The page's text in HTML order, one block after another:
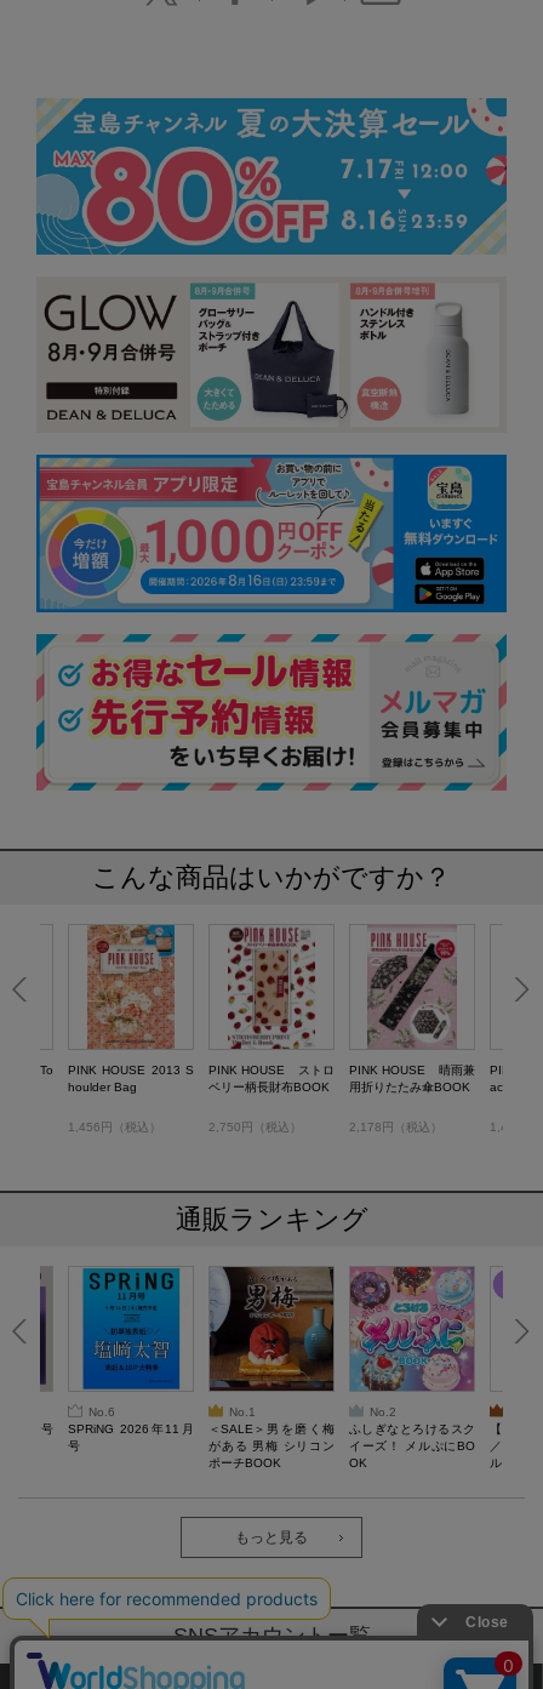
こんな商品はいかがですか？
2013 To
PINK HOUSE 2013 S
houlder Bag
1,456円（税込）
PINK HOUSE ストロ
ベリー柄長財布BOOK
2,750円（税込）
PINK HOUSE 晴雨兼
用折りたたみ傘BOOK
2,178円（税込）
PINK
ack Tote
1,456円
通販ランキング
10月号
No.6
SPRiNG 2026年11月
号
No.1
＜SALE＞男を磨く梅
がある 男梅 シリコン
ポーチBOOK
No.2
ふしぎなとろけるスク
イーズ！ メルぷにBO
OK
【
／Lサ
ル）【
労回復ウ
もっと見る
SNSアカウントー覧